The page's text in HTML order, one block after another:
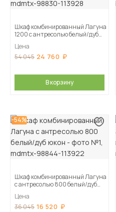
Шкаф комбинированный Лагуна
1200 с антресолью белый/дуб
Цена
54 045 24 760
В корзину
-54%
Шкаф комбинированный Лагуна
с антресолью 800 белый/дуб
Цена
36 045 16 520